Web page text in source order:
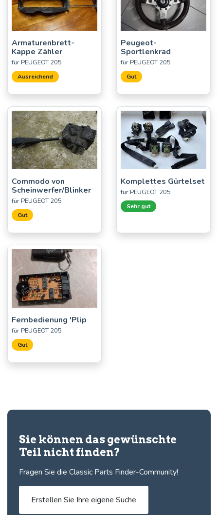
Armaturenbrett-
Kappe Zähler
für PEUGEOT 205
Ausreichend
Peugeot-
Sportlenkrad
für PEUGEOT 205
Gut
Commodo von
Scheinwerfer/Blinker
für PEUGEOT 205
Gut
Komplettes Gürtelset
für PEUGEOT 205
Sehr gut
Fernbedienung 'Plip
für PEUGEOT 205
Gut
Sie können das gewünschte
Teil nicht finden?
Fragen Sie die Classic Parts Finder-Community!
Erstellen Sie Ihre eigene Suche